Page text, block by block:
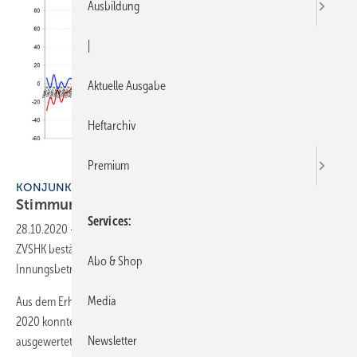
Bild: ZVSHK
KONJUNKTUR IM HERBST
Stimmung ist
28.10.2020 -
Die bundesweite repräsentative Herbstbefragung des
ZVSHK bestätigt die deutliche Erholung der Stimmungslage der
Innungsbetriebe. Dies zeichnete sich bereits im Sommer ab.
Aus dem Erhebungszeitraum vom 14. September bis zum 5. Oktober
2020 konnten Meldungen von 1625 SHK-Innungsbetrieben
ausgewertet...
Ausbildung
Aktuelle Ausgabe
Heftarchiv
Premium
Services
Abo & Shop
Media
Newsletter